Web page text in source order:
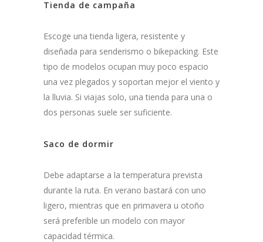
Tienda de campaña
Escoge una tienda ligera, resistente y
diseñada para senderismo o bikepacking. Este
tipo de modelos ocupan muy poco espacio
una vez plegados y soportan mejor el viento y
la lluvia. Si viajas solo, una tienda para una o
dos personas suele ser suficiente.
Saco de dormir
Debe adaptarse a la temperatura prevista
durante la ruta. En verano bastará con uno
ligero, mientras que en primavera u otoño
será preferible un modelo con mayor
capacidad térmica.